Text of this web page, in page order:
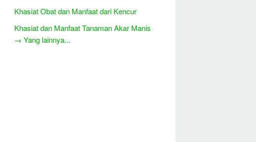
Khasiat Obat dan Manfaat dari Kencur
Khasiat dan Manfaat Tanaman Akar Manis
→ Yang lainnya...